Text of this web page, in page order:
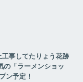
事してたりょう花跡
の「ラーメンショッ
ン予定！